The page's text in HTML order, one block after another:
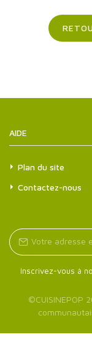
AIDE
Plan du site
Contactez-nous
Inscrivez-vous à
©CUISINEPOP